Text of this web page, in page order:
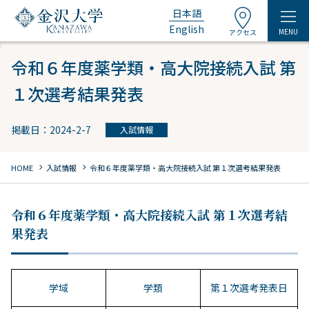
日本語
English
アクセス MENU
令和６年度薬学類・高大院接続入試 第
１次選考結果発表
掲載日：2024-2-7 入試情報
HOME chevron_right 入試情報 chevron_right 令和６年度薬学類・高大院接続入試 第１次選考結果発表
令和６年度薬学類・高大院接続入試 第１次選考結
果発表
学域 学類 第１次選考発表日